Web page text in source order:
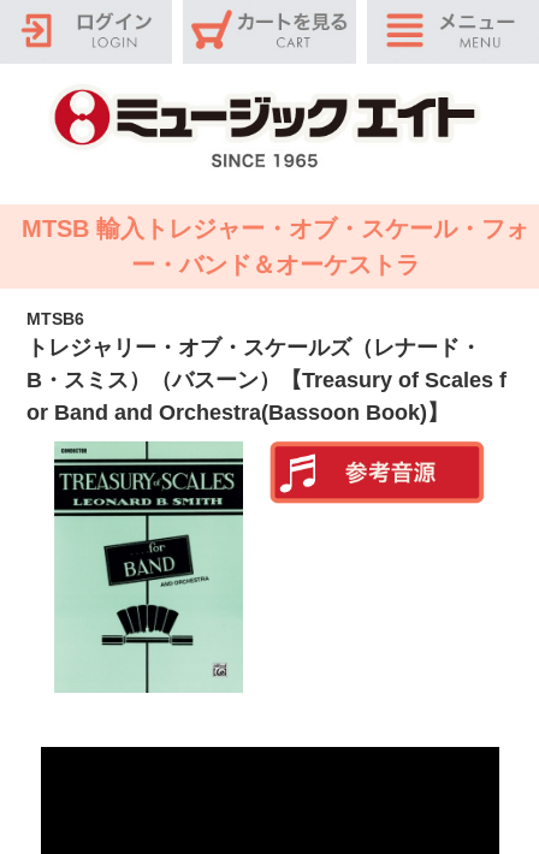
MTSB 輸入トレジャー・オブ・スケール・フォ
ー・バンド＆オーケストラ
MTSB6
トレジャリー・オブ・スケールズ（レナード・
B・スミス）（バスーン）【Treasury of Scales f
or Band and Orchestra(Bassoon Book)】